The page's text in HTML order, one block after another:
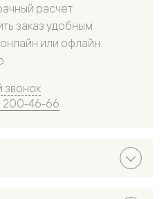
расчет
заказ удобным
или офлайн.
звонок
200-46-66